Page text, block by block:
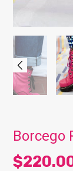
Borcego